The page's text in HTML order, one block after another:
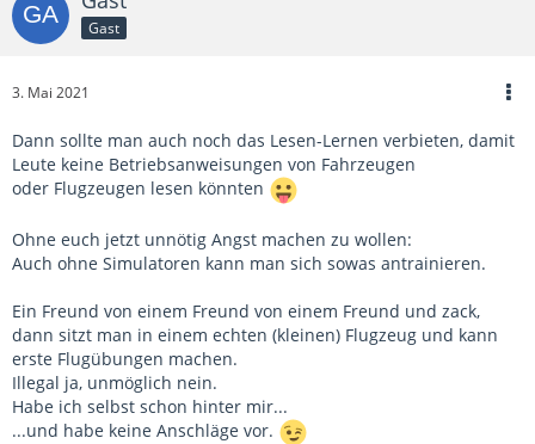
Gast
3. Mai 2021
Dann sollte man auch noch das Lesen-Lernen verbieten, damit
Leute keine Betriebsanweisungen von Fahrzeugen
oder Flugzeugen lesen könnten
Ohne euch jetzt unnötig Angst machen zu wollen:
Auch ohne Simulatoren kann man sich sowas antrainieren.
Ein Freund von einem Freund von einem Freund und zack,
dann sitzt man in einem echten (kleinen) Flugzeug und kann
erste Flugübungen machen.
Illegal ja, unmöglich nein.
Habe ich selbst schon hinter mir...
...und habe keine Anschläge vor.